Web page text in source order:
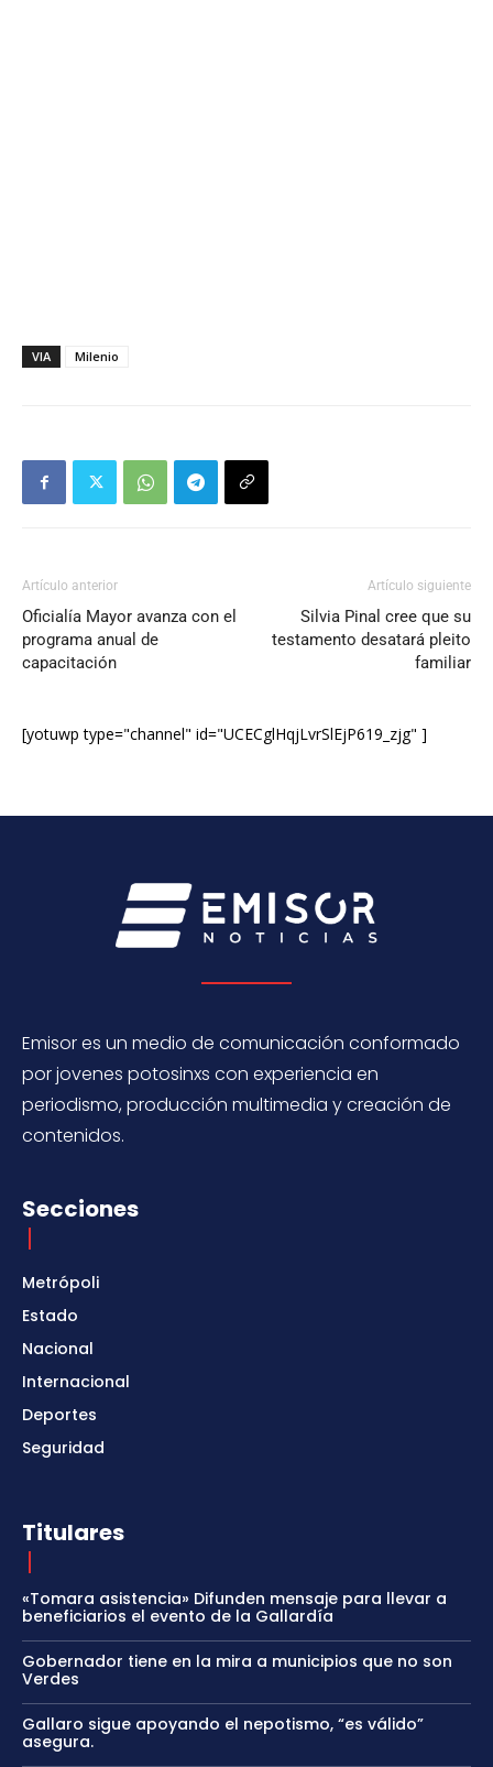
VIA Milenio
Artículo anterior
Oficialía Mayor avanza con el
programa anual de
capacitación
Artículo siguiente
Silvia Pinal cree que su
testamento desatará pleito
familiar
[yotuwp type="channel" id="UCECglHqjLvrSlEjP619_zjg" ]
Emisor es un medio de comunicación conformado
por jovenes potosinxs con experiencia en
periodismo, producción multimedia y creación de
contenidos.
Secciones
Metrópoli
Estado
Nacional
Internacional
Deportes
Seguridad
Titulares
«Tomara asistencia» Difunden mensaje para llevar a
beneficiarios el evento de la Gallardía
Gobernador tiene en la mira a municipios que no son
Verdes
Gallaro sigue apoyando el nepotismo, “es válido”
asegura.